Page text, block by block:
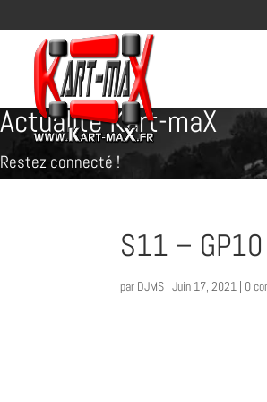
Actualité Kart-maX
Restez connecté !
S11 –
par DJMS |Juin 17, 2021 | 0